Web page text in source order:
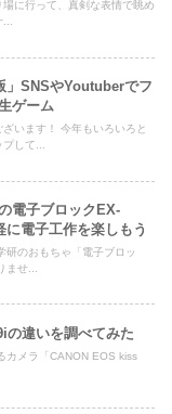
に行って、真剣な表情で眺め
...
」SNSやYoutuberでフ
ゲーム
います！ 今年もいろいろと
プして...
電子ブロックEX-
電子工作を楽しもう
のおもちゃ「電子ブロッ
せ...
の違いを調べてみた
カメラ「CANON EOS kiss